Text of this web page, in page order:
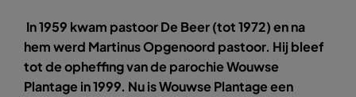
In 1959 kwam pastoor De Beer (tot 1972) en na
hem werd Martinus Opgenoord pastoor. Hij bleef
tot de opheffing van de parochie Wouwse
Plantage in 1999. Nu is Wouwse Plantage een